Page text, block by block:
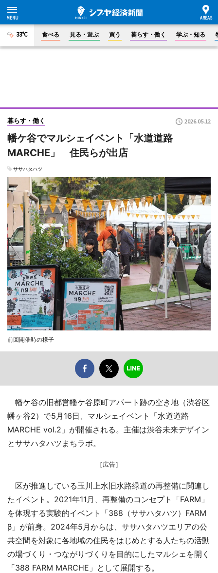
33°C 食べる 見る・遊ぶ 買う 暮らす・働く 学ぶ・知る
暮らす・働く 2026.05.12
幡ケ谷でマルシェイベント「水道道路
MARCHE」 住民らが出店
ササハタハツ
前回開催時の様子
幡ケ谷の旧都営幡ケ谷原町アパート跡の空き地（渋谷区
幡ヶ谷2）で5月16日、マルシェイベント「水道道路
MARCHE vol.2」が開催される。主催は渋谷未来デザイン
とササハタハツまちラボ。
［広告］
区が推進している玉川上水旧水路緑道の再整備に関連し
たイベント。2021年11月、再整備のコンセプト「FARM」
を体現する実験的イベント「388（ササハタハツ）FARM
β」が前身。2024年5月からは、ササハタハツエリアの公
共空間を対象に各地域の住民をはじめとする人たちの活動
の場づくり・つながりづくりを目的にしたマルシェを開く
「388 FARM MARCHE」として展開する。